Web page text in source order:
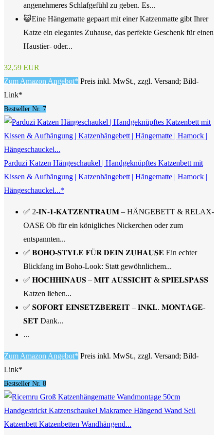
angenehmeres Schlafgefühl zu geben. Es...
😺Eine Hängematte gepaart mit einer Katzenmatte gibt Ihrer
Katze ein elegantes Zuhause, das perfekte Geschenk für einen
Haustier- oder...
32,59 EUR
Zum Amazon Angebot* Preis inkl. MwSt., zzgl. Versand; Bild-
Link*
Bestseller Nr. 7
Parduzi Katzen Hängeschaukel | Handgeknüpftes Katzenbett mit
Kissen & Aufhängung | Katzenhängebett | Hängematte | Hamock |
Hängeschauckel...*
✅ 2-𝐈𝐍-𝟏-𝐊𝐀𝐓𝐙𝐄𝐍𝐓𝐑𝐀𝐔𝐌 – HÄNGEBETT & RELAX-
OASE Ob für ein königliches Nickerchen oder zum
entspannten...
✅ 𝐁𝐎𝐇𝐎-𝐒𝐓𝐘𝐋𝐄 𝐅Ü𝐑 𝐃𝐄𝐈𝐍 𝐙𝐔𝐇𝐀𝐔𝐒𝐄 Ein echter
Blickfang im Boho-Look: Statt gewöhnlichem...
✅ 𝐇𝐎𝐂𝐇𝐇𝐈𝐍𝐀𝐔𝐒 – 𝐌𝐈𝐓 𝐀𝐔𝐒𝐒𝐈𝐂𝐇𝐓 & 𝐒𝐏𝐈𝐄𝐋𝐒𝐏𝐀𝐒𝐒
Katzen lieben...
✅ 𝐒𝐎𝐅𝐎𝐑𝐓 𝐄𝐈𝐍𝐒𝐄𝐓𝐙𝐁𝐄𝐑𝐄𝐈𝐓 – 𝐈𝐍𝐊𝐋. 𝐌𝐎𝐍𝐓𝐀𝐆𝐄-
𝐒𝐄𝐓 Dank...
...
Zum Amazon Angebot* Preis inkl. MwSt., zzgl. Versand; Bild-
Link*
Bestseller Nr. 8